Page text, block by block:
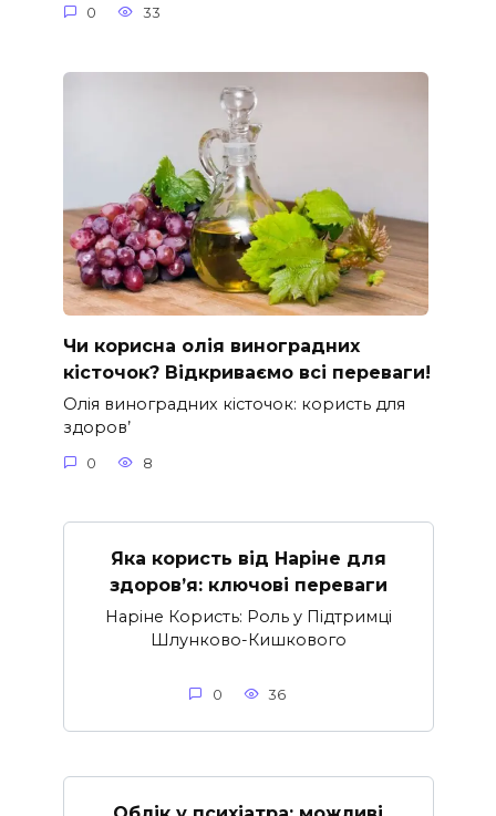
0 33
Чи корисна олія виноградних
кісточок? Відкриваємо всі переваги!
Олія виноградних кісточок: користь для
здоров’
0 8
Яка користь від Наріне для
здоров’я: ключові переваги
Наріне Користь: Роль у Підтримці
Шлунково-Кишкового
0 36